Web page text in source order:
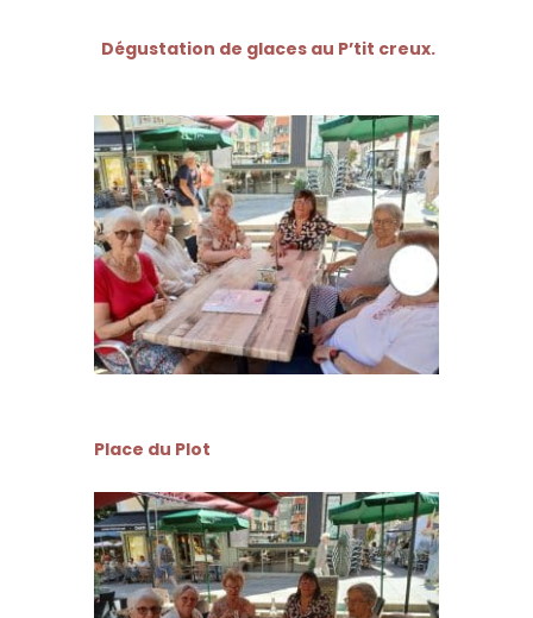
Dégustation de glaces au P’tit creux.
Place du Plot